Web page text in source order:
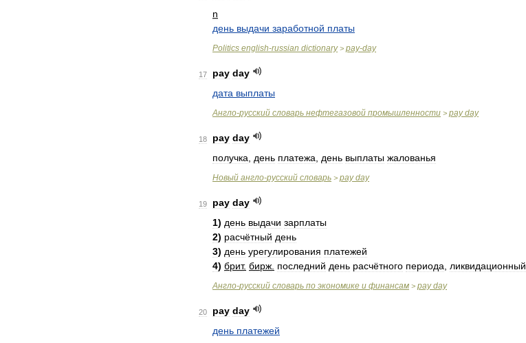
n
день выдачи заработной платы
Politics english-russian dictionary> pay-day
17 pay day
дата выплаты
Англо-русский словарь нефтегазовой промышленности > pay day
18 pay day
получка
день платежа день выплаты жалованья
Новый англо-русский словарь > pay day
19 pay day
1) день выдачи зарплаты
2) расчётный день
3) день урегулирования платежей
4) брит. бирж последний день расчётного периода ликвидационный
Англо-русский словарь по экономике и финансам > pay day
20 pay day
день платежей